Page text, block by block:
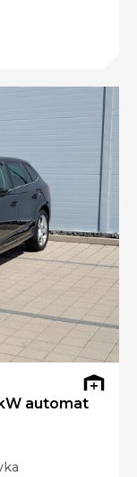
kW automat